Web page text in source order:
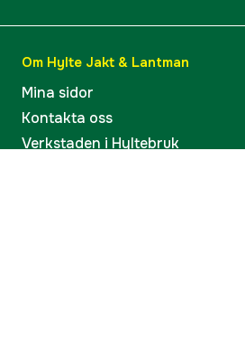
Om Hylte Jakt & Lantman
Mina sidor
Kontakta oss
Verkstaden i Hyltebruk